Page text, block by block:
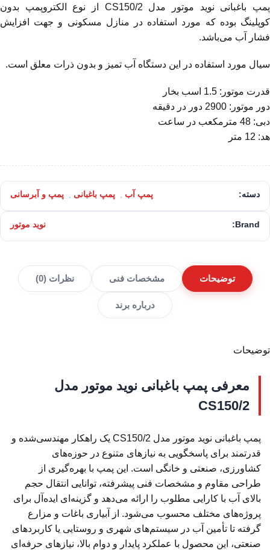
پمپ باغبانی نوید موتور مدل CS150/2 از نوع الکتروپمپ بدون
کوپلینگ بوده که مورد استفاده در منازل مسکونی و جهت افزایش
فشار آب می‌باشد.
سیال مورد استفاده در این دستگاه آب تمیز و بدون ذرات معلق است.
قدرت موتور: 1.5 اسب بخار
دور موتور: 2900 دور در دقیقه
دبی: 48 مترمکعب در ساعت
هد: 12 متر
دسته: پمپ آب , پمپ باغبانی , پمپ و آبرسانی
Brand: نوید موتور
توضیحات مشخصات فنی نظرات (0)
درباره برند
توضیحات
معرفی پمپ باغبانی نوید موتور مدل
CS150/2
پمپ باغبانی نوید موتور مدل CS150/2 یک راهکار مهندسی‌شده و
قدرتمند برای پاسخگویی به نیازهای متنوع در حوزه‌های
کشاورزی، صنعتی و خانگی است. این پمپ با بهره‌گیری از
طراحی مقاوم و مشخصات فنی پیشرفته، توانایی انتقال حجم
بالای آب با کارایی مطلوب را ارائه می‌دهد و گزینه‌ای ایده‌آل برای
پروژه‌های مختلف محسوب می‌شود. از آبیاری باغات و مزارع
گرفته تا تأمین آب در سیستم‌های شهری و روستایی یا کاربردهای
صنعتی، این محصول با عملکرد پایدار و دوام بالا، نیازهای حرفه‌ای